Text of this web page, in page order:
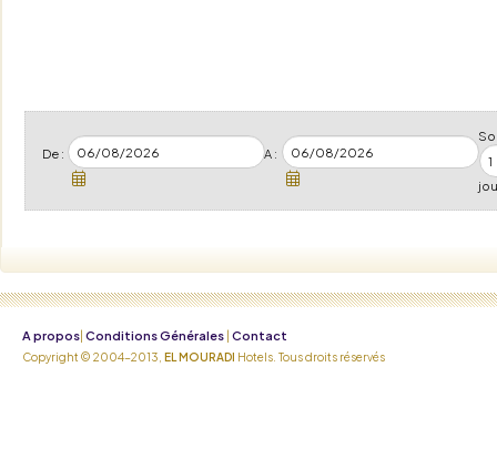
De : A :
A propos Conditions Générales Contact
Copyright © 2004-2013, EL MOURADI Hotels. Tous droits réservés